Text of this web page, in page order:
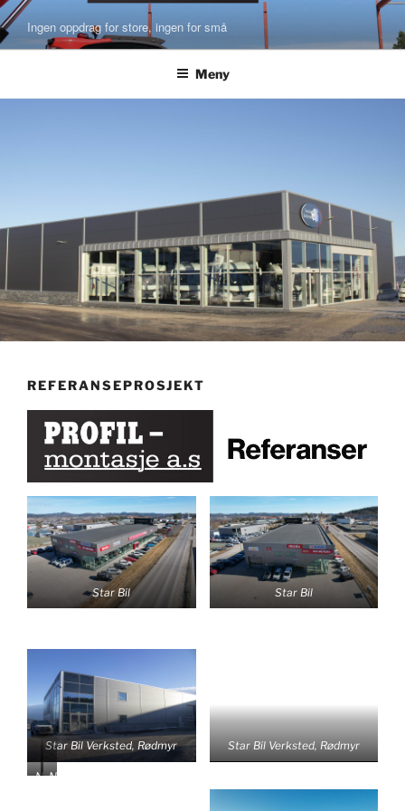
Gå
til
innhold
Ingen oppdrag for store, ingen for små
Meny
REFERANSEPROSJEKT
Star Bil Star Bil
Star Bil Verksted, Rødmyr Star Bil Verksted, Rødmyr
N N